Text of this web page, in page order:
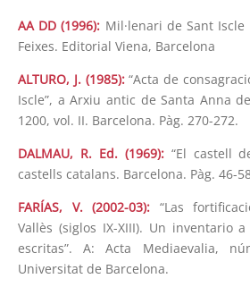
AA DD (1996): Mil·lenari de Sant
Feixes. Editorial Viena, Barcelona
ALTURO, J. (1985):“Acta de
Iscle”, a Arxiu antic de Santa Anna
1200, vol. II. Barcelona. Pàg. 270-272.
DALMAU, R. Ed. (1969):“El castell
castells catalans. Barcelona. Pàg. 46-
FARÍAS, V. (2002-03): “Las
Vallès (siglos IX-XIII). Un inventario
escritas”. A: Acta Mediaevalia,
Universitat de Barcelona.